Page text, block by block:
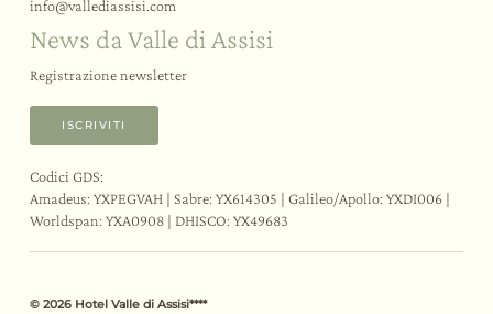
info@vallediassisi.com
News da Valle di Assisi
Registrazione newsletter
ISCRIVITI
Codici GDS:
Amadeus: YXPEGVAH | Sabre: YX614305 | Galileo/Apollo: YXDI006 |
Worldspan: YXA0908 | DHISCO: YX49683
© 2026 Hotel Valle di Assisi****